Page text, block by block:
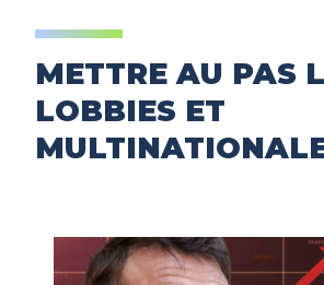
METTRE AU PAS
LOBBIES ET